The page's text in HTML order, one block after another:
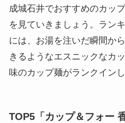
成城石井でおすすめのカッ
を見ていきましょう。ラン
には、お湯を注いだ瞬間か
きるようなエスニックなカ
味のカップ麺がランクインし
TOP5「カップ＆フォー